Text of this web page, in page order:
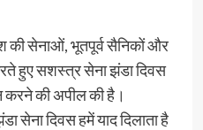
की सेनाओं, भूतपूर्व सैनिकों और
हुए सशस्त्र सेना झंडा दिवस
करने की अपील की है।
सेना दिवस हमें याद दिलाता है